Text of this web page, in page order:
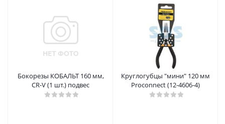
Бокорезы КОБАЛЬТ 160 мм,
CR-V (1 шт.) подвес
Круглогубцы "мини" 120 мм
Proconnect (12-4606-4)